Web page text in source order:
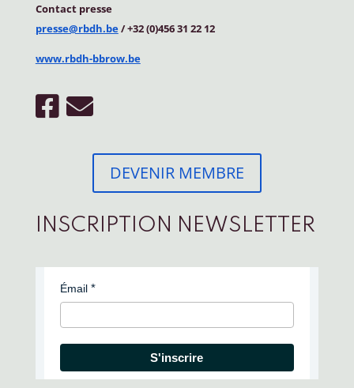
Contact presse
presse@rbdh.be/ +32 (0)456 31 22 12
www.rbdh-bbrow.be
DEVENIR MEMBRE
INSCRIPTION NEWSLETTER
Émail
S'inscrire